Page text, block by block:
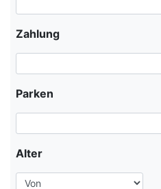
Zahlung
Parken
Alter